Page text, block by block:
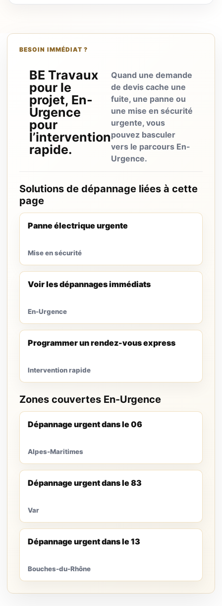
BESOIN IMMÉDIAT ?
BE Travaux
pour le
projet, En-
Urgence
pour
l’intervention
rapide.
Quand une demande
de devis cache une
fuite, une panne ou
une mise en sécurité
urgente, vous
pouvez basculer
vers le parcours En-
Urgence.
Solutions de dépannage liées à cette
page
Panne électrique urgente
Mise en sécurité
Voir les dépannages immédiats
En-Urgence
Programmer un rendez-vous express
Intervention rapide
Zones couvertes En-Urgence
Dépannage urgent dans le 06
Alpes-Maritimes
Dépannage urgent dans le 83
Var
Dépannage urgent dans le 13
Bouches-du-Rhône